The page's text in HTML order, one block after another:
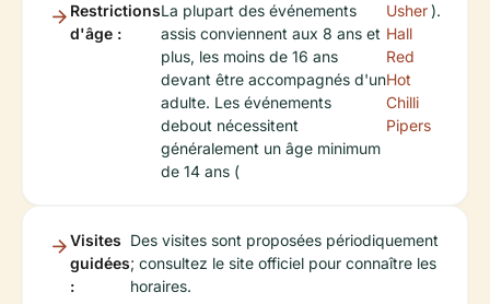
Restrictions
d'âge :
La plupart des événements
assis conviennent aux 8 ans et
plus, les moins de 16 ans
devant être accompagnés d'un
adulte. Les événements
debout nécessitent
généralement un âge minimum
de 14 ans (
Usher
Hall
Red
Hot
Chilli
Pipers
).
Visites
guidées
:
Des visites sont proposées périodiquement
; consultez le site officiel pour connaître les
horaires.